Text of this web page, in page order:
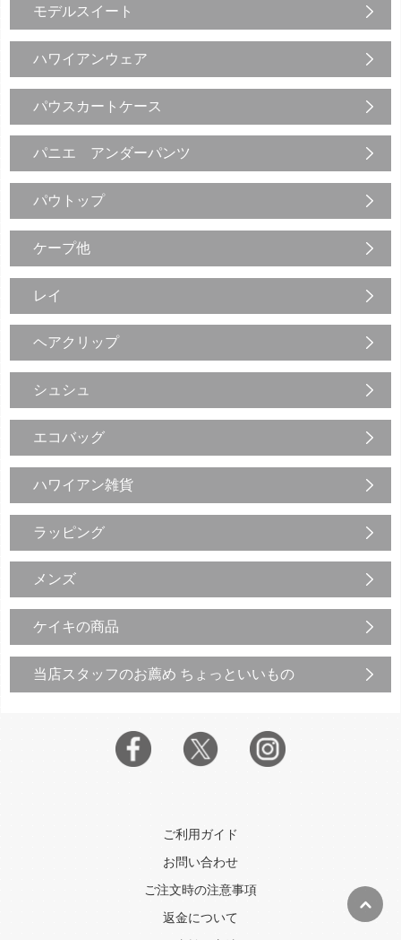
モデルスイート
ハワイアンウェア
パウスカートケース
パニエ アンダーパンツ
パウトップ
ケープ他
レイ
ヘアクリップ
シュシュ
エコバッグ
ハワイアン雑貨
ラッピング
メンズ
ケイキの商品
当店スタッフのお薦め ちょっといいもの
ご利用ガイド
お問い合わせ
ご注文時の注意事項
返金について